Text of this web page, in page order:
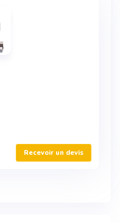
Recevoir un devis